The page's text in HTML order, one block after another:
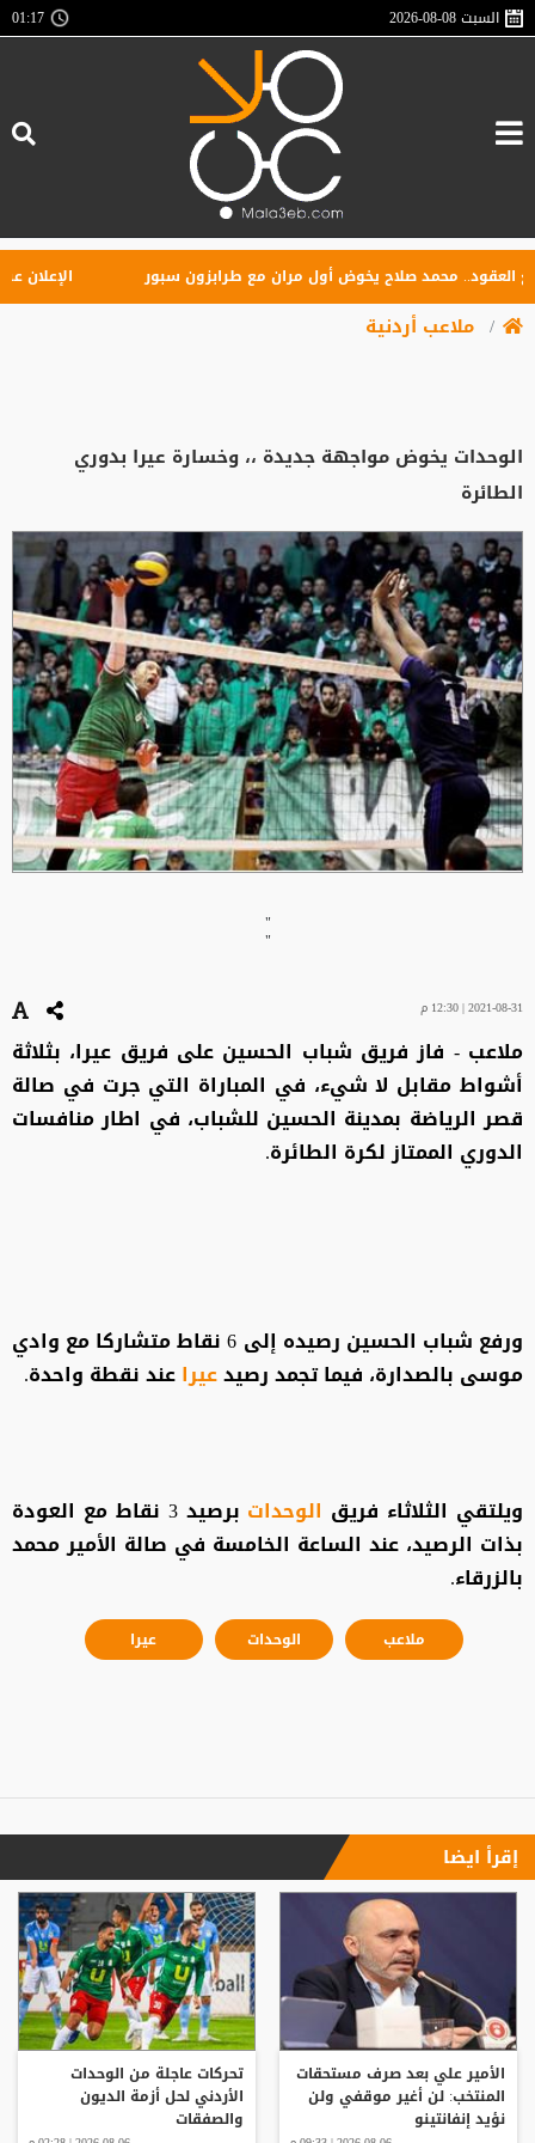
السبت2026-08-08
01:17
محمد صلاح يخوض أول مران مع طرابزون سبور الإعلان عن
ملاعب أردنية
الوحدات يخوض مواجهة جديدة ،، وخسارة عيرا بدوري
الطائرة
"
"
2021-08-31 | 12:30 م
ملاعب - فاز فريق شباب الحسين على فريق عيرا، بثلاثة
أشواط مقابل لا شيء، في المباراة التي جرت في صالة
قصر الرياضة بمدينة الحسين للشباب، في اطار منافسات
الدوري الممتاز لكرة الطائرة.
ورفع شباب الحسين رصيده إلى 6 نقاط متشاركا مع وادي
موسى بالصدارة، فيما تجمد رصيدعيراعند نقطة واحدة.
ويلتقي الثلاثاء فريق الوحدات
برصيد 3 نقاط مع العودة
بذات الرصيد، عند الساعة الخامسة في صالة الأمير محمد
بالزرقاء.
ملاعب الوحدات عيرا
إقرأ ايضا
الأمير علي بعد صرف مستحقات
المنتخب: لن أغير موقفي ولن
نؤيد إنفانتينو
تحركات عاجلة من الوحدات
الأردني لحل أزمة الديون
والصفقات